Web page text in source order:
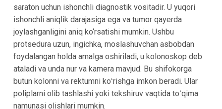
saraton uchun ishonchli diagnostik vositadir. U yuqori
ishonchli aniqlik darajasiga ega va tumor qayerda
joylashganligini aniq ko‘rsatishi mumkin. Ushbu
protsedura uzun, ingichka, moslashuvchan asbobdan
foydalangan holda amalga oshiriladi, u kolonoskop deb
ataladi va unda nur va kamera mavjud. Bu shifokorga
butun kolonni va rektumni koʻrishga imkon beradi. Ular
poliplarni olib tashlashi yoki tekshiruv vaqtida toʻqima
namunasi olishlari mumkin.